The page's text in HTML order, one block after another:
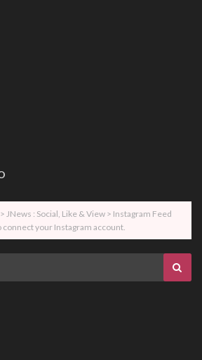
JNews : Social, Like & View > Instagram Feed
connect your Instagram account.